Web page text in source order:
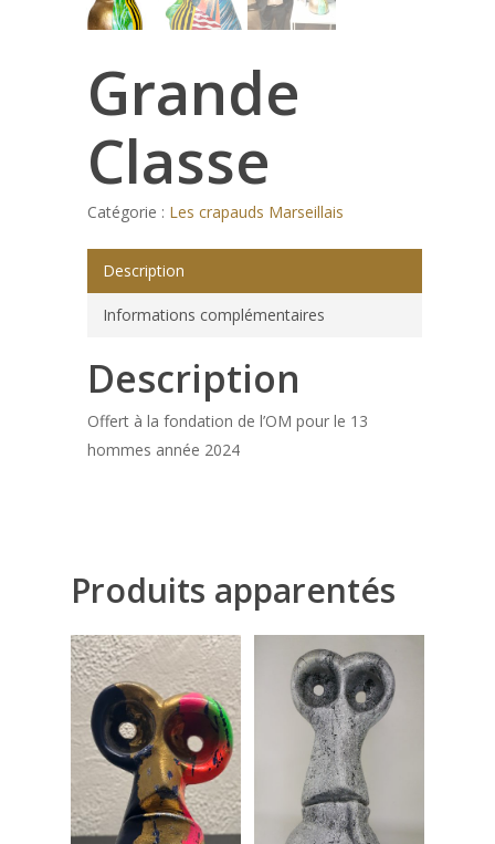
Grande
Classe
Catégorie : Les crapauds Marseillais
Description
Informations complémentaires
Description
Offert à la fondation de l’OM pour le 13
hommes année 2024
Produits apparentés